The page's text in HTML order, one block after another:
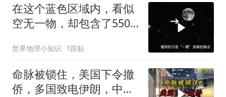
在这个蓝色区域内，看似
空无一物，却包含了5500
世界地理小知识 1跟贴
命脉被锁住，美国下令撤
侨，多国致电伊朗，中国